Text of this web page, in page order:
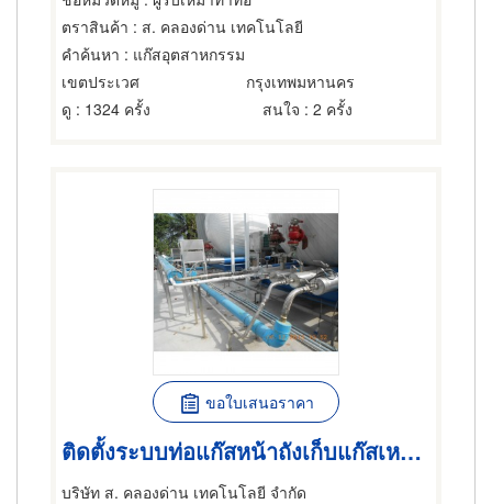
ตราสินค้า : ส. คลองด่าน เทคโนโลยี
คำค้นหา : แก๊สอุตสาหกรรม
เขตประเวศ
กรุงเทพมหานคร
ดู : 1324 ครั้ง สนใจ : 2 ครั้ง
ขอใบเสนอราคา
ติดตั้งระบบท่อแก๊สหน้าถังเก็บแก๊สเหลวชนิดต่างๆ
บริษัท ส. คลองด่าน เทคโนโลยี จำกัด